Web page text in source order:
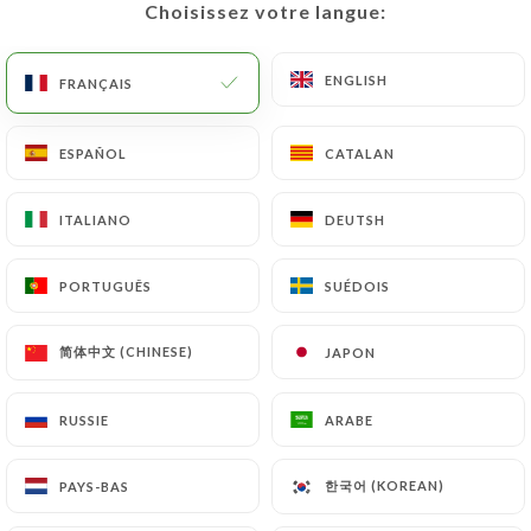
Choisissez votre langue:
FRANÇAIS ENGLISH
ESPAÑOL CATALAN
ITALIANO DEUTSH
PORTUGUÊS SUÉDOIS
简体中文 (CHINESE) JAPON
RUSSIE ARABE
PAYS-BAS 한국어 (KOREAN)
ACCUEIL/CONTACT
Talai Lamo
Choisissez votre langue:
FRANÇAIS ENGLISH
ESPAÑOL CATALAN
ITALIANO DEUTSH
PORTUGUÊS SUÉDOIS
简体中文 (CHINESE) JAPON
RUSSIE ARABE
PAYS-BAS 한국어 (KOREAN)